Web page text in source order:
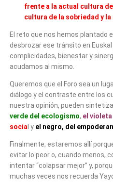
frente a la actual cultura
cultura de la sobriedad y
El reto que nos hemos plantado
desbrozar ese tránsito en
complicidades, bienestar y
acudamos al mismo.
Queremos que el Foro sea un
diálogo y el contraste entre los
nuestra opinión, pueden
verde del ecologismo, el
socia l y el negro, del
Finalmente, estaremos allí
evitar lo peor o, cuando menos,
intentar “colapsar mejor” y,
muchas veces nos recuerda